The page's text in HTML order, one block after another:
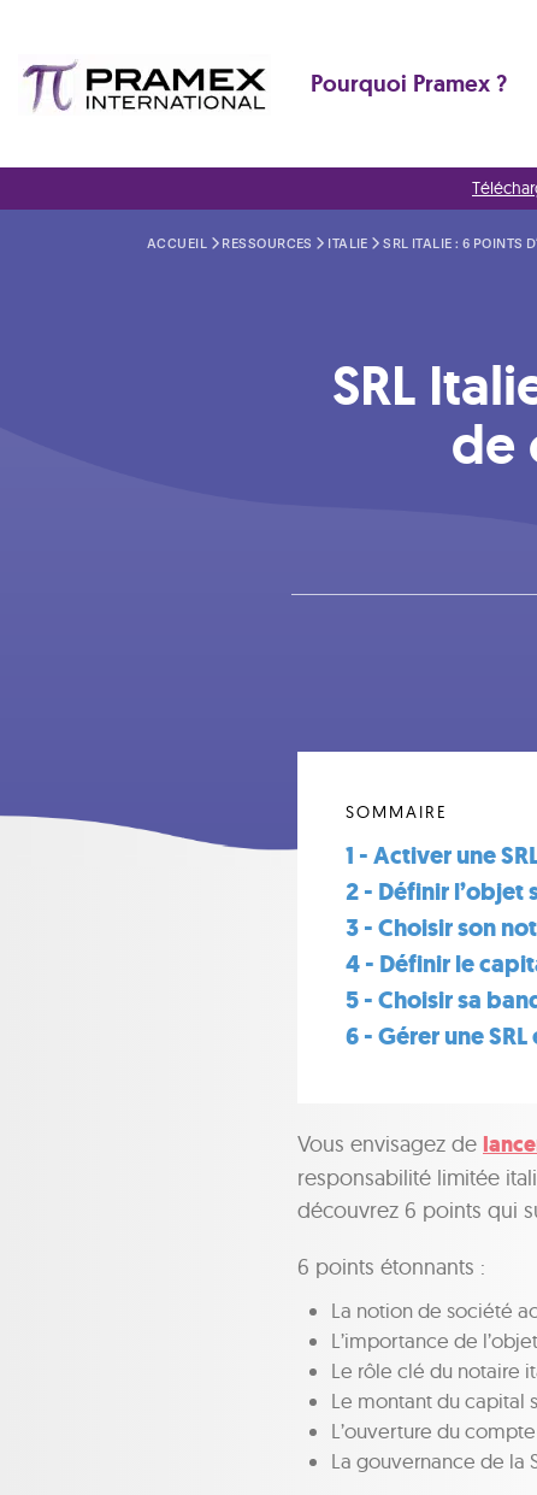
Pourquoi Pramex ?
ACCUEIL RESSOURCES ITALIE SRL ITALIE : 6 POINTS
SRL
de
SOMMAIRE
1 - Activer une
2 - Définir l’objet
3 - Choisir son
4 - Définir le
5 - Choisir sa
6 - Gérer une
Vous envisagez de
responsabilité limitée
découvrez 6 points qui
6 points étonnants :
La notion de société
L’importance de
Le rôle clé du notaire
Le montant du capital
L’ouverture du
La gouvernance de la